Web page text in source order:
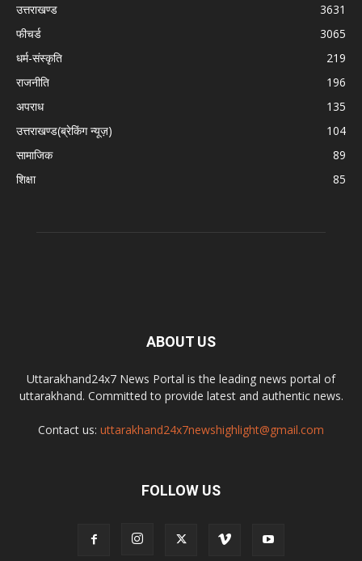
उत्तराखण्ड
3631
फीचर्ड
3065
धर्म-संस्कृति
219
राजनीति
196
अपराध
135
उत्तराखण्ड(ब्रेकिंग न्यूज़)
104
सामाजिक
89
शिक्षा
85
ABOUT US
Uttarakhand24x7 News Portal is the leading news portal of
uttarakhand. Committed to provide latest and authentic news.
Contact us: uttarakhand24x7newshighlight@gmail.com
FOLLOW US